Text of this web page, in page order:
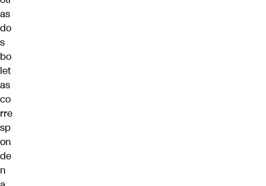
as
do
s
bo
let
as
co
rre
sp
on
de
n